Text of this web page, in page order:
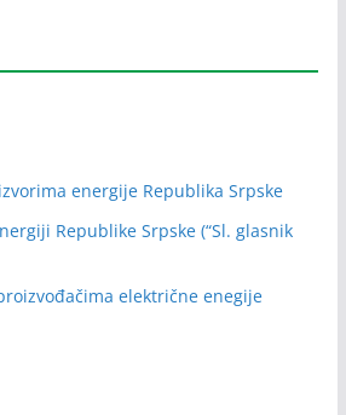
energije Republika Srpske
Republike Srpske (“Sl. glasnik
električne enegije